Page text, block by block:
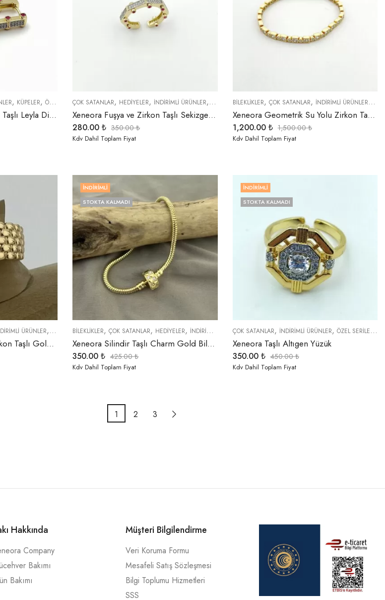
, KÜPELER, ÖZEL SERİLER ,TREND ÜRÜNLER
Xeneora Fuşya ve Zirkon Taşlı Leyla Dikdörtgen Küpe
ÇOK SATANLAR, HEDIYELER, İNDIRIMLI ÜRÜNLER, ÖZEL SERİLER,TREND ÜRÜNLER,YÜZÜKLER
Xeneora Fuşya ve Zirkon Taşlı Sekizgen Yüzük
280.00₺ 350.00₺
Kdv Dahil Toplam Fiyat
BİLEKLİKLER, ÇOK SATANLAR, İNDIRIMLI ÜRÜNLER,
Xeneora Geometrik Su Yolu Zirkon Taşlı Özel Seri Gold Bileklik
1,200.00 ₺ 1,500.00₺
Kdv Dahil Toplam Fiyat
ÜRÜNLER, ÖZEL SERİLER,YÜZÜKLER
Xeneora Kare Model Zirkon Taşlı Gold Yüzük
İNDIRIMLI
STOKTA KALMADI
BİLEKLİKLER,ÇOK SATANLAR, HEDIYELER, İNDIRIMLI ÜRÜNLER ,ÖZEL SERİLER,TREND ÜRÜNLER
Xeneora Silindir Taşlı Charm Gold Bileklik
350.00₺ 425.00₺
Kdv Dahil Toplam Fiyat
İNDIRIMLI
STOKTA KALMADI
ÇOK SATANLAR, İNDIRIMLI ÜRÜNLER, ÖZEL SERİLER ,
Xeneora Taşlı Altıgen Yüzük
350.00 ₺ 450.00₺
Kdv Dahil Toplam Fiyat
1 2 3
Hakkında
Company
Bakımı
Bakımı
Müşteri Bilgilendirme
Veri Koruma Formu
Mesafeli Satış Sözleşmesi
Bilgi Toplumu Hizmetleri
SSS